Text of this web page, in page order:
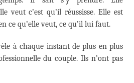
veut c’est qu’il réussisse. Elle est
ce qu’elle veut, ce qu’il lui faut.
à chaque instant de plus en plus
du couple. Ils n’ont pas